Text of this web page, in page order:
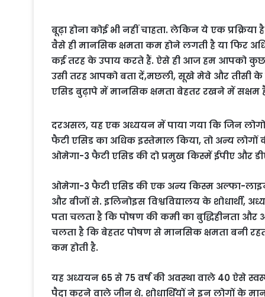
बूढ़ा होना कोई भी नहीं चाहता. लेकिन ये एक
वैसे ही मानसिक क्षमता कम होने लगती है या फिर
कई तरह के उपाय करते हैं. ऐसे ही आज हम आपको कुछ
उसी तरह आपको बता दें,मछली, सूखे मेवे और तीसी
एसिड बुढ़ापे में मानसिक क्षमता बेहतर रखने में सक्षम
दरअसल, यह एक अध्ययन में पाया गया कि जिन
फैटी एसिड का अधिक इस्तेमाल किया, तो अन्य लोगों
ओमेगा-3 फैटी एसिड की दो प्रमुख किस्में ईपीए और
ओमेगा-3 फैटी एसिड की एक अन्य किस्म अल्फा-
और बीजों से. इलिनोइस विश्वविद्यालय के
पता चलता है कि पोषण की कमी का बुद्धिहीनता और
चलता है कि बेहतर पोषण से मानसिक क्षमता बनी
कम होती है.
यह अध्ययन 65 से 75 वर्ष की अवस्था वाले 40 ऐसे
पैदा करने वाले जीन थे. शोधार्थियों ने इन लोगों के